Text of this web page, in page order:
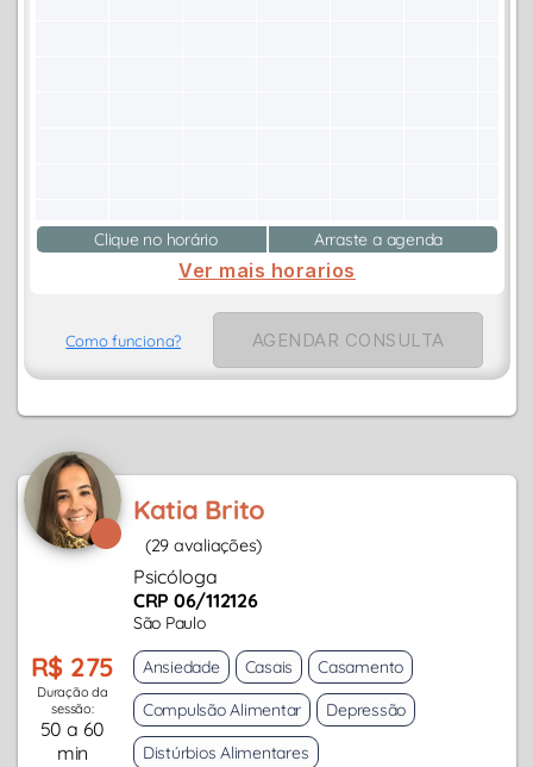
Clique no horário Arraste a agenda
Ver mais horarios
Como funciona? AGENDAR CONSULTA
Katia Brito
(29 avaliações)
Psicóloga
CRP 06/112126
São Paulo
R$ 275
Duração da
sessão:
50 a 60
min
Ansiedade Casais
Casamento
Compulsão Alimentar
Depressão
Distúrbios Alimentares